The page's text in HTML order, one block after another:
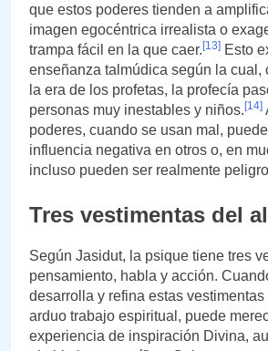
que estos poderes tienden a
imagen egocéntrica irrealista o
trampa fácil en la que caer. [13] Esto
enseñanza talmúdica según la cual,
la era de los profetas, la profecía
personas muy inestables y niños. [14]
poderes, cuando se usan mal,
influencia negativa en otros o, en
incluso pueden ser realmente
Tres vestimentas del
Según Jasidut, la psique tiene tres
pensamiento, habla y acción.
desarrolla y refina estas
arduo trabajo espiritual, puede
experiencia de inspiración Divina,